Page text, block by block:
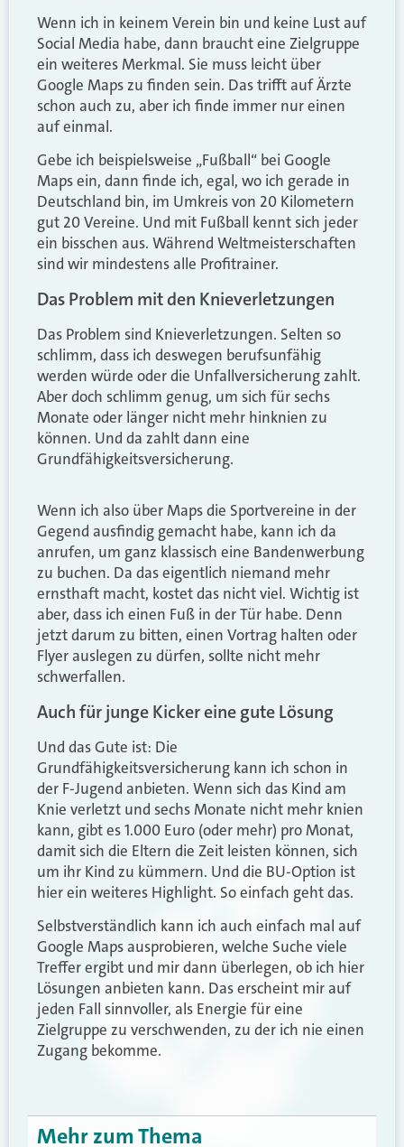
Wenn ich in keinem Verein bin und keine Lust auf
Social Media habe, dann braucht eine Zielgruppe
ein weiteres Merkmal. Sie muss leicht über
Google Maps zu finden sein. Das trifft auf Ärzte
schon auch zu, aber ich finde immer nur einen
auf einmal.
Gebe ich beispielsweise „Fußball“ bei Google
Maps ein, dann finde ich, egal, wo ich gerade in
Deutschland bin, im Umkreis von 20 Kilometern
gut 20 Vereine. Und mit Fußball kennt sich jeder
ein bisschen aus. Während Weltmeisterschaften
sind wir mindestens alle Profitrainer.
Das Problem mit den Knieverletzungen
Das Problem sind Knieverletzungen. Selten so
schlimm, dass ich deswegen berufsunfähig
werden würde oder die Unfallversicherung zahlt.
Aber doch schlimm genug, um sich für sechs
Monate oder länger nicht mehr hinknien zu
können. Und da zahlt dann eine
Grundfähigkeitsversicherung.
Wenn ich also über Maps die Sportvereine in der
Gegend ausfindig gemacht habe, kann ich da
anrufen, um ganz klassisch eine Bandenwerbung
zu buchen. Da das eigentlich niemand mehr
ernsthaft macht, kostet das nicht viel. Wichtig ist
aber, dass ich einen Fuß in der Tür habe. Denn
jetzt darum zu bitten, einen Vortrag halten oder
Flyer auslegen zu dürfen, sollte nicht mehr
schwerfallen.
Auch für junge Kicker eine gute Lösung
Und das Gute ist: Die
Grundfähigkeitsversicherung kann ich schon in
der F-Jugend anbieten. Wenn sich das Kind am
Knie verletzt und sechs Monate nicht mehr knien
kann, gibt es 1.000 Euro (oder mehr) pro Monat,
damit sich die Eltern die Zeit leisten können, sich
um ihr Kind zu kümmern. Und die BU-Option ist
hier ein weiteres Highlight. So einfach geht das.
Selbstverständlich kann ich auch einfach mal auf
Google Maps ausprobieren, welche Suche viele
Treffer ergibt und mir dann überlegen, ob ich hier
Lösungen anbieten kann. Das erscheint mir auf
jeden Fall sinnvoller, als Energie für eine
Zielgruppe zu verschwenden, zu der ich nie einen
Zugang bekomme.
Mehr zum Thema